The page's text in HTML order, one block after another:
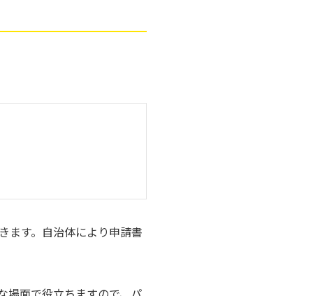
ます。自治体により申請書